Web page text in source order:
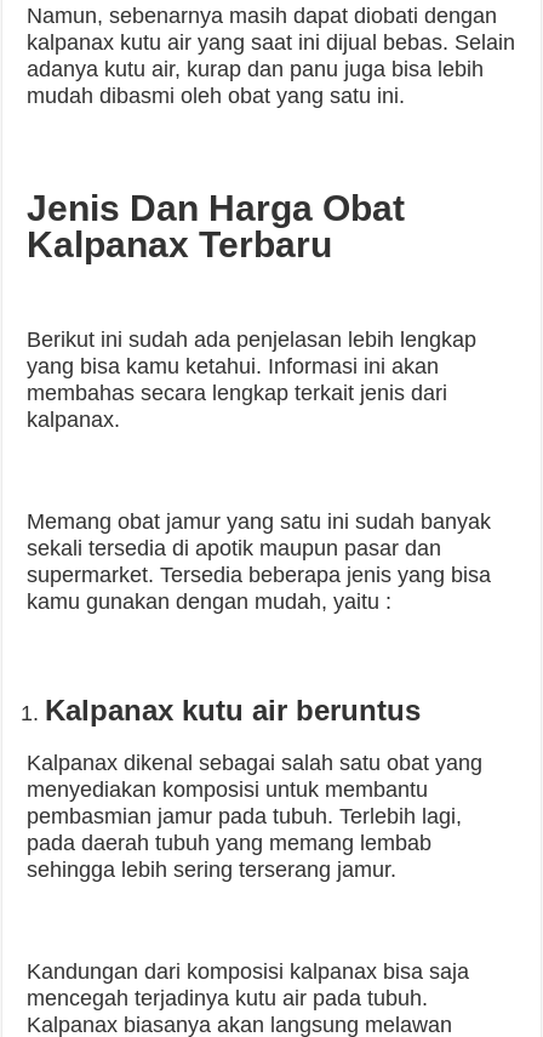
Namun, sebenarnya masih dapat diobati dengan
kalpanax kutu air yang saat ini dijual bebas. Selain
adanya kutu air, kurap dan panu juga bisa lebih
mudah dibasmi oleh obat yang satu ini.
Jenis Dan Harga Obat
Kalpanax Terbaru
Berikut ini sudah ada penjelasan lebih lengkap
yang bisa kamu ketahui. Informasi ini akan
membahas secara lengkap terkait jenis dari
kalpanax.
Memang obat jamur yang satu ini sudah banyak
sekali tersedia di apotik maupun pasar dan
supermarket. Tersedia beberapa jenis yang bisa
kamu gunakan dengan mudah, yaitu :
Kalpanax kutu air beruntus
Kalpanax dikenal sebagai salah satu obat yang
menyediakan komposisi untuk membantu
pembasmian jamur pada tubuh. Terlebih lagi,
pada daerah tubuh yang memang lembab
sehingga lebih sering terserang jamur.
Kandungan dari komposisi kalpanax bisa saja
mencegah terjadinya kutu air pada tubuh.
Kalpanax biasanya akan langsung melawan